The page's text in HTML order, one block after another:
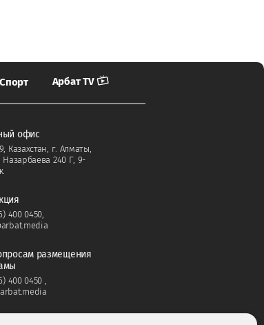
Спорт Арбат TV
офис
Казахстан, г. Алматы,
240 Г, 9-
400 0450
размещения
400 0450